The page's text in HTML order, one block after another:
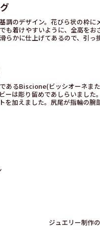
調のデザイン。花びら状の枠に
も着けやすいように、全高をお
らかに仕上げてあるので、引っ
あるBiscione(ビッシオーネま
ーは彫り留めであしらいました
を加えました。尻尾が指輪の腕
ジュエリー制作